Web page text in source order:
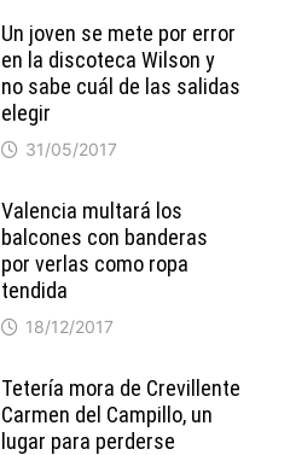
Un joven se mete por error
en la discoteca Wilson y
no sabe cuál de las salidas
elegir
31/05/2017
Valencia multará los
balcones con banderas
por verlas como ropa
tendida
18/12/2017
Tetería mora de Crevillente
Carmen del Campillo, un
lugar para perderse